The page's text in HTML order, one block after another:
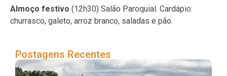
Almoço festivo (12h30) Salão Paroquial. Cardápio:
churrasco, galeto, arroz branco, saladas e pão.
Postagens Recentes